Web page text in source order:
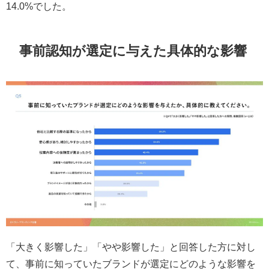
14.0%でした。
事前認知が選定に与えた具体的な影響
「大きく影響した」「やや影響した」と回答した方に対し
て、事前に知っていたブランドが選定にどのような影響を